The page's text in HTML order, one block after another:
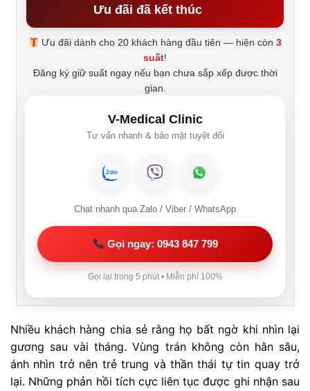
Ưu đãi đã kết thúc
Ưu đãi dành cho 20 khách hàng đầu tiên — hiện còn3
suất!
Đăng ký giữ suất ngay nếu bạn chưa sắp xếp được thời
gian.
V-Medical Clinic
Tư vấn nhanh & bảo mật tuyệt đối
Chat nhanh qua Zalo / Viber / WhatsApp
Gọi ngay: 0943 847 799
Gọi lại trong 5 phút • Miễn phí 100%
Nhiều khách hàng chia sẻ rằng họ bất ngờ khi nhìn lại
gương sau vài tháng. Vùng trán không còn hằn sâu,
ánh nhìn trở nên trẻ trung và thần thái tự tin quay trở
lại. Những phản hồi tích cực liên tục được ghi nhận sau